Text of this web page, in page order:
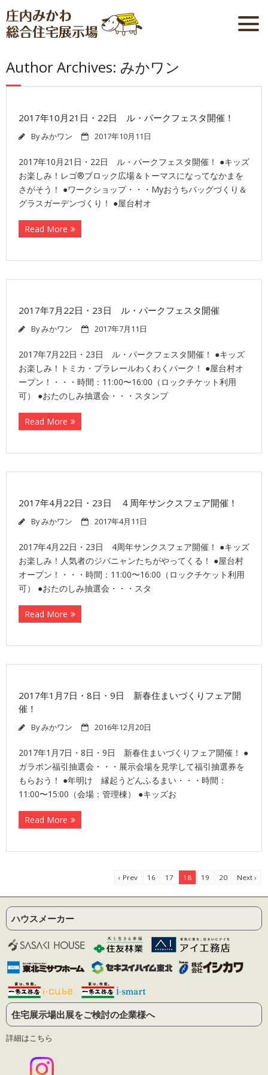
Author Archives: みかワン
2017年10月21日・22日 ル・パークフェスタ開催！
Byみかワン 2017年10月11日
2017年10月21日・22日 ル・パークフェスタ開催！ ●キッズ
お楽しみ！レゴ®ブロック広場＆トーマスになってなかまを
さがそう！ ●ワークショップ・・・Myおうちバッグづくり＆
グラスガーデンづくり！ ●屋台村オ
Read More
2017年7月22日・23日 ル・パークフェスタ開催
Byみかワン 2017年7月11日
2017年7月22日・23日 ル・パークフェスタ開催！ ●キッズ
お楽しみ！トミカ・プラレールわくわくパーク！ ●屋台村オ
ープン！・・・時間：11:00〜16:00（ロックチケット利用
可） ●おたのしみ抽選会・・・スタンプ
Read More
2017年4月22日・23日 ４周年サンクスフェア開催！
Byみかワン 2017年4月11日
2017年4月22日・23日 4周年サンクスフェア開催！ ●キッズ
お楽しみ！人気者のジバニャンたちがやってくる！ ●屋台村
オープン！・・・時間：11:00〜16:00（ロックチケット利用
可） ●おたのしみ抽選会・・・スタ
Read More
2017年1月7日・8日・9日 新春住まいづくりフェア開
催！
Byみかワン 2016年12月20日
2017年1月7日・8日・9日 新春住まいづくりフェア開催！ ●
ガラポン福引抽選会・・・展示会場を見学して福引抽選券を
もらおう！ ●年明け 縁起うどんふるまい・・・時間：
11:00〜15:00（会場：管理棟） ●キッズお
Read More
‹ Prev 16 17 18 19 20 Next ›
ハウスメーカー
住宅展示場出展をご検討の企業様へ
詳細はこちら